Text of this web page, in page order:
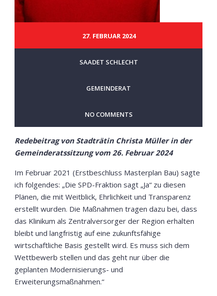
27. FEBRUAR 2024
SAADET SCHLECHT
GEMEINDERAT
NO COMMENTS
Redebeitrag von Stadträtin Christa Müller in der
Gemeinderatssitzung vom 26. Februar 2024
Im Februar 2021 (Erstbeschluss Masterplan Bau) sagte
ich folgendes: „Die SPD-Fraktion sagt „Ja“ zu diesen
Plänen, die mit Weitblick, Ehrlichkeit und Transparenz
erstellt wurden. Die Maßnahmen tragen dazu bei, dass
das Klinikum als Zentralversorger der Region erhalten
bleibt und langfristig auf eine zukunftsfähige
wirtschaftliche Basis gestellt wird. Es muss sich dem
Wettbewerb stellen und das geht nur über die
geplanten Modernisierungs- und
Erweiterungsmaßnahmen.“